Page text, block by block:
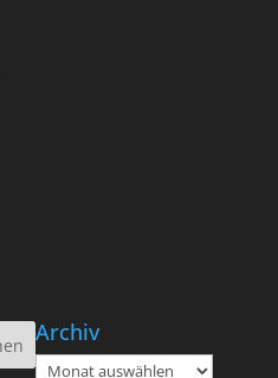
Archiv
Archiv